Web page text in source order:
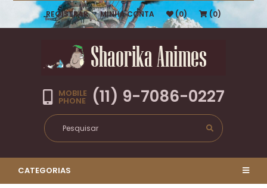
REGISTRAR MINHA CONTA (0) (0)
MOBILE
PHONE (11) 9-7086-0227
CATEGORIAS